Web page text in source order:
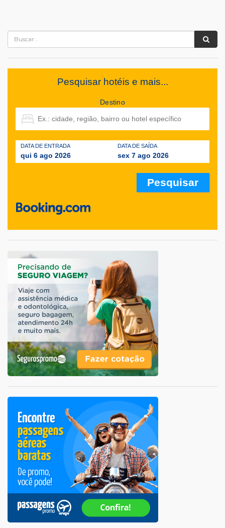
Pesquisar hotéis e mais...
Destino
DATA DE ENTRADA
qui 6 ago 2026
DATA DE SAÍDA
sex 7 ago 2026